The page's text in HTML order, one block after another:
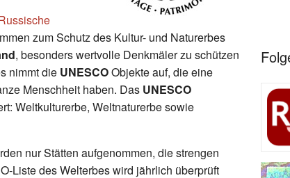
zum Schutz des Kultur- und Naturerbes
, besonders wertvolle Denkmäler zu schützen
nimmt die UNESCOObjekte auf, die eine
Menschheit haben. Das UNESCO
Weltkulturerbe, Weltnaturerbe sowie
nur Stätten aufgenommen, die strengen
Liste des Welterbes wird jährlich überprüft